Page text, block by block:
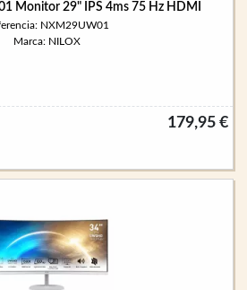
Monitor 29" IPS 4ms 75 Hz HDMI
NXM29UW01
Marca: NILOX
179,95 €